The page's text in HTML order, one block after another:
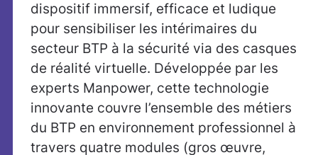
dispositif immersif, efficace et ludique
pour sensibiliser les intérimaires du
secteur BTP à la sécurité via des casques
de réalité virtuelle. Développée par les
experts Manpower, cette technologie
innovante couvre l’ensemble des métiers
du BTP en environnement professionnel à
travers quatre modules (gros œuvre,